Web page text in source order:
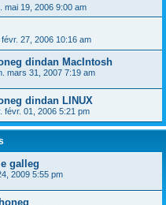
mai 19, 2006 9:00 am
févr. 27, 2006 10:16 am
dindan MacIntosh
mars 31, 2007 7:19 am
dindan LINUX
févr. 01, 2006 5:21 pm
galleg
2009 5:55 pm